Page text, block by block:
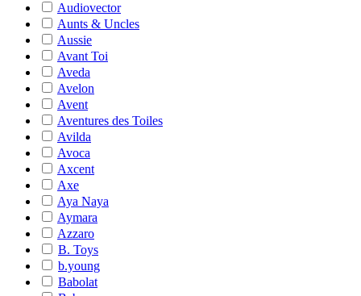
Audiovector
Aunts & Uncles
Aussie
Avant Toi
Aveda
Avelon
Avent
Aventures des Toiles
Avilda
Avoca
Axcent
Axe
Aya Naya
Aymara
Azzaro
B. Toys
b.young
Babolat